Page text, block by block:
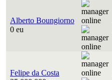
Alberto Boungiorno
0 eu
Felipe da Costa